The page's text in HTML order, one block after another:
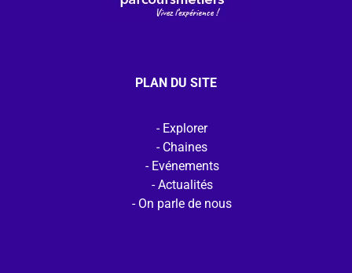
PLAN DU SITE
Explorer
Chaines
Evénements
Actualités
On parle de nous